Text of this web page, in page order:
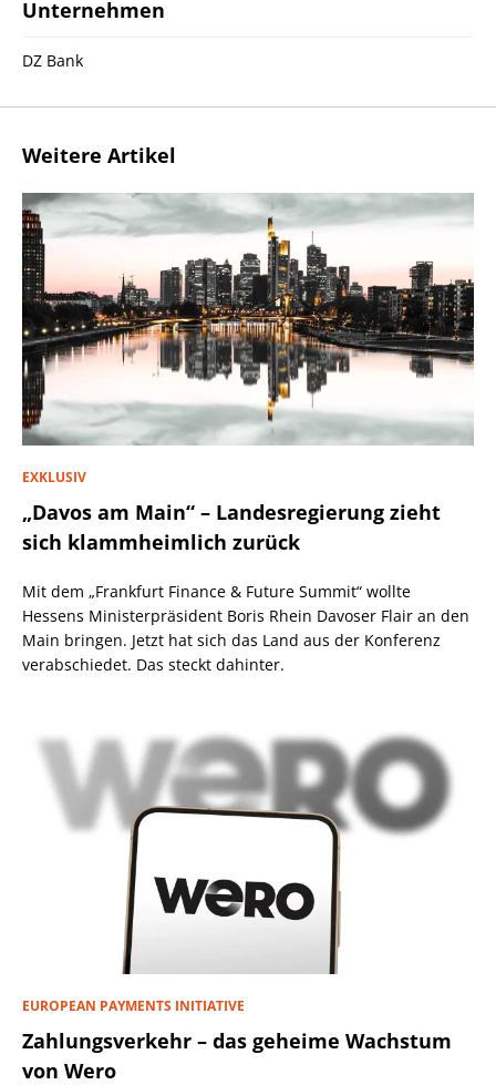
Unternehmen
DZ Bank
Weitere Artikel
EXKLUSIV
„Davos am Main“ – Landesregierung zieht
sich klammheimlich zurück
Mit dem „Frankfurt Finance & Future Summit“ wollte
Hessens Ministerpräsident Boris Rhein Davoser Flair an den
Main bringen. Jetzt hat sich das Land aus der Konferenz
verabschiedet. Das steckt dahinter.
EUROPEAN PAYMENTS INITIATIVE
Zahlungsverkehr – das geheime Wachstum
von Wero